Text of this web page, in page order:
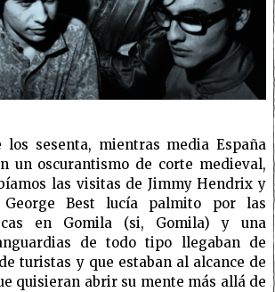
los sesenta, mientras media España
un oscurantismo de corte medieval,
las visitas de Jimmy Hendrix y
George Best lucía palmito por las
en Gomila (si, Gomila) y una
de todo tipo llegaban de
turistas y que estaban al alcance de
quisieran abrir su mente más allá de